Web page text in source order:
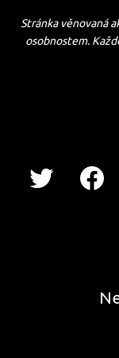
Stránka věnovaná
osobnostem.